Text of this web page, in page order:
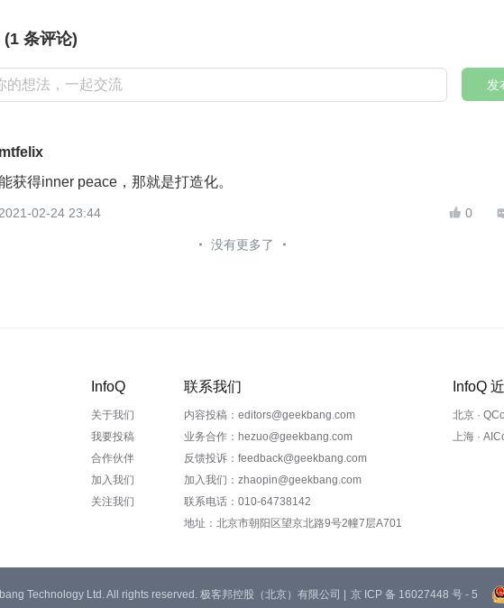
(1 条评论)
发
mtfelix
获得inner peace，那就是打造化。
2021-02-24 23:44  0
没有更多了
InfoQ
关于我们
我要投稿
合作伙伴
加入我们
关注我们
联系我们
内容投稿：editors@geekbang.com
业务合作：hezuo@geekbang.com
反馈投诉：feedback@geekbang.com
加入我们：zhaopin@geekbang.com
联系电话：010-64738142
地址：北京市朝阳区望京北路9号2幢7层A701
InfoQ
北京 ·
上海 ·
Technology Ltd. All rights reserved. 极客邦控股（北京）有限公司 | 京 ICP 备 16027448 号 - 5